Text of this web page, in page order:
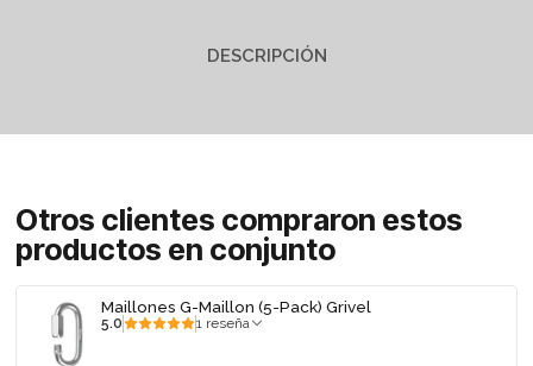
DESCRIPCIÓN
Otros clientes compraron estos
productos en conjunto
Maillones G-Maillon (5-Pack) Grivel
5.0 1 reseña